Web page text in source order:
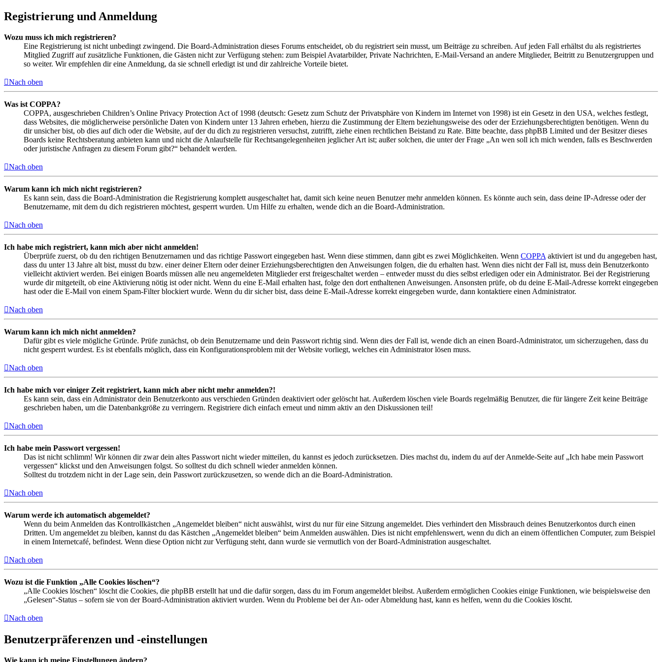
Registrierung und Anmeldung
Wozu muss ich mich registrieren?
Eine Registrierung ist nicht unbedingt zwingend. Die Board-Administration dieses Forums entscheidet, ob du registriert sein musst, um Beiträge zu schreiben. Auf jeden Fall erhältst du als registriertes
Mitglied Zugriff auf zusätzliche Funktionen, die Gästen nicht zur Verfügung stehen: zum Beispiel Avatarbilder, Private Nachrichten, E-Mail-Versand an andere Mitglieder, Beitritt zu Benutzergruppen und
so weiter. Wir empfehlen dir eine Anmeldung, da sie schnell erledigt ist und dir zahlreiche Vorteile bietet.
Nach oben
Was ist COPPA?
COPPA, ausgeschrieben Children’s Online Privacy Protection Act of 1998 (deutsch: Gesetz zum Schutz der Privatsphäre von Kindern im Internet von 1998) ist ein Gesetz in den USA, welches festlegt,
dass Websites, die möglicherweise persönliche Daten von Kindern unter 13 Jahren erheben, hierzu die Zustimmung der Eltern beziehungsweise des oder der Erziehungsberechtigten benötigen. Wenn du
dir unsicher bist, ob dies auf dich oder die Website, auf der du dich zu registrieren versuchst, zutrifft, ziehe einen rechtlichen Beistand zu Rate. Bitte beachte, dass phpBB Limited und der Besitzer dieses
Boards keine Rechtsberatung anbieten kann und nicht die Anlaufstelle für Rechtsangelegenheiten jeglicher Art ist; außer solchen, die unter der Frage „An wen soll ich mich wenden, falls es Beschwerden
oder juristische Anfragen zu diesem Forum gibt?“ behandelt werden.
Nach oben
Warum kann ich mich nicht registrieren?
Es kann sein, dass die Board-Administration die Registrierung komplett ausgeschaltet hat, damit sich keine neuen Benutzer mehr anmelden können. Es könnte auch sein, dass deine IP-Adresse oder der
Benutzername, mit dem du dich registrieren möchtest, gesperrt wurden. Um Hilfe zu erhalten, wende dich an die Board-Administration.
Nach oben
Ich habe mich registriert, kann mich aber nicht anmelden!
Überprüfe zuerst, ob du den richtigen Benutzernamen und das richtige Passwort eingegeben hast. Wenn diese stimmen, dann gibt es zwei Möglichkeiten. Wenn COPPA aktiviert ist und du angegeben hast,
dass du unter 13 Jahre alt bist, musst du bzw. einer deiner Eltern oder deiner Erziehungsberechtigten den Anweisungen folgen, die du erhalten hast. Wenn dies nicht der Fall ist, muss dein Benutzerkonto
vielleicht aktiviert werden. Bei einigen Boards müssen alle neu angemeldeten Mitglieder erst freigeschaltet werden – entweder musst du dies selbst erledigen oder ein Administrator. Bei der Registrierung
wurde dir mitgeteilt, ob eine Aktivierung nötig ist oder nicht. Wenn du eine E-Mail erhalten hast, folge den dort enthaltenen Anweisungen. Ansonsten prüfe, ob du deine E-Mail-Adresse korrekt eingegeben
hast oder die E-Mail von einem Spam-Filter blockiert wurde. Wenn du dir sicher bist, dass deine E-Mail-Adresse korrekt eingegeben wurde, dann kontaktiere einen Administrator.
Nach oben
Warum kann ich mich nicht anmelden?
Dafür gibt es viele mögliche Gründe. Prüfe zunächst, ob dein Benutzername und dein Passwort richtig sind. Wenn dies der Fall ist, wende dich an einen Board-Administrator, um sicherzugehen, dass du
nicht gesperrt wurdest. Es ist ebenfalls möglich, dass ein Konfigurationsproblem mit der Website vorliegt, welches ein Administrator lösen muss.
Nach oben
Ich habe mich vor einiger Zeit registriert, kann mich aber nicht mehr anmelden?!
Es kann sein, dass ein Administrator dein Benutzerkonto aus verschieden Gründen deaktiviert oder gelöscht hat. Außerdem löschen viele Boards regelmäßig Benutzer, die für längere Zeit keine Beiträge
geschrieben haben, um die Datenbankgröße zu verringern. Registriere dich einfach erneut und nimm aktiv an den Diskussionen teil!
Nach oben
Ich habe mein Passwort vergessen!
Das ist nicht schlimm! Wir können dir zwar dein altes Passwort nicht wieder mitteilen, du kannst es jedoch zurücksetzen. Dies machst du, indem du auf der Anmelde-Seite auf „Ich habe mein Passwort
vergessen“ klickst und den Anweisungen folgst. So solltest du dich schnell wieder anmelden können.
Solltest du trotzdem nicht in der Lage sein, dein Passwort zurückzusetzen, so wende dich an die Board-Administration.
Nach oben
Warum werde ich automatisch abgemeldet?
Wenn du beim Anmelden das Kontrollkästchen „Angemeldet bleiben“ nicht auswählst, wirst du nur für eine Sitzung angemeldet. Dies verhindert den Missbrauch deines Benutzerkontos durch einen
Dritten. Um angemeldet zu bleiben, kannst du das Kästchen „Angemeldet bleiben“ beim Anmelden auswählen. Dies ist nicht empfehlenswert, wenn du dich an einem öffentlichen Computer, zum Beispiel
in einem Internetcafé, befindest. Wenn diese Option nicht zur Verfügung steht, dann wurde sie vermutlich von der Board-Administration ausgeschaltet.
Nach oben
Wozu ist die Funktion „Alle Cookies löschen“?
„Alle Cookies löschen“ löscht die Cookies, die phpBB erstellt hat und die dafür sorgen, dass du im Forum angemeldet bleibst. Außerdem ermöglichen Cookies einige Funktionen, wie beispielsweise den
„Gelesen“-Status – sofern sie von der Board-Administration aktiviert wurden. Wenn du Probleme bei der An- oder Abmeldung hast, kann es helfen, wenn du die Cookies löscht.
Nach oben
Benutzerpräferenzen und -einstellungen
Wie kann ich meine Einstellungen ändern?